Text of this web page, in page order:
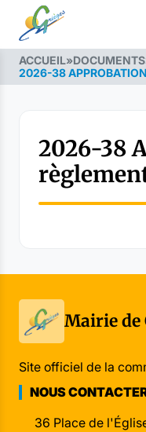
ACCUEIL»DOCUMENTS
2026-38
2026-38
Mairie de
Site officiel de la
NOUS
36 Place de